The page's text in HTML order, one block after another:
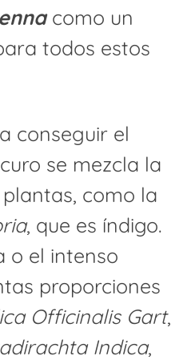
como un
todos estos
conseguir el
se mezcla la
como la
, que es índigo.
o el intenso
proporciones
Officinalis Gart,
Indica,